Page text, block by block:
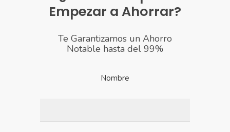
Empezar a Ahorrar?
Te Garantizamos un Ahorro
Notable hasta del 99%
Nombre